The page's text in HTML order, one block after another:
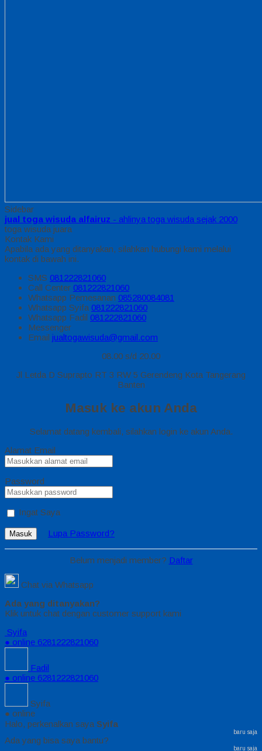
Sidebar
jual toga wisuda alfairuz - ahlinya toga wisuda sejak 2000
toga wisuda juara
Kontak Kami
Apabila ada yang ditanyakan, silahkan hubungi kami melalui
kontak di bawah ini.
SMS 081222821060
Call Center 081222821060
Whatsapp Pemesanan 085280084081
Whatsapp Syifa 081222821060
Whatsapp Fadil 081222821060
Messenger
Email jualtogawisuda@gmail.com
08.00 s/d 20.00
Jl Letda D Suprapto RT 3 RW 5 Gerendeng Kota Tangerang
Banten
Masuk ke akun Anda
Selamat datang kembali, silahkan login ke akun Anda.
Alamat Email
Password
Ingat Saya
Masuk Lupa Password?
Belum menjadi member? Daftar
Chat via Whatsapp
Ada yang ditanyakan?
Klik untuk chat dengan customer support kami
Syifa
● online 6281222821060
Fadil
● online 6281222821060
Syifa
● online
Halo, perkenalkan saya Syifa
baru saja
Ada yang bisa saya bantu?
baru saja